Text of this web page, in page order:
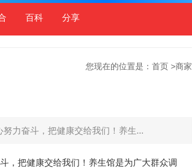
百科 分享
您现在的位置是： 首页 >商家
力奋斗，把健康交给我们！养生...
，把健康交给我们！养生馆是为广大群众调